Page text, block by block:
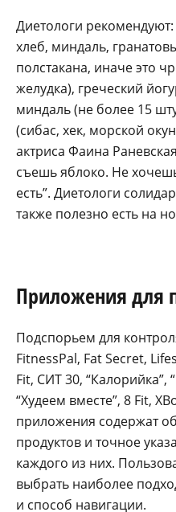
Диетологи
хлеб, миндаль,
полстакана, иначе это
желудка), греческий
миндаль (не более 15
(сибас, хек, морской
актриса Фаина
съешь яблоко. Не
есть”. Диетологи
также полезно есть на
Приложения для
Подспорьем для
FitnessPal, Fat Secret,
Fit, СИТ 30, “Калорийка”,
“Худеем вместе”, 8 Fit,
приложения содержат
продуктов и точное
каждого из них.
выбрать наиболее
и способ навигации.